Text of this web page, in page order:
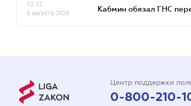
12.12
6 августа 2026
Кабмин обязал ГНС
Центр поддержки
0-800-210-